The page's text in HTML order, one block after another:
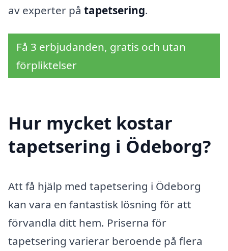
av experter på tapetsering.
Få 3 erbjudanden, gratis och utan
förpliktelser
Hur mycket kostar
tapetsering i Ödeborg?
Att få hjälp med tapetsering i Ödeborg
kan vara en fantastisk lösning för att
förvandla ditt hem. Priserna för
tapetsering varierar beroende på flera